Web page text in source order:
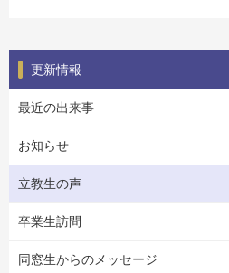
更新情報
最近の出来事
お知らせ
立教生の声
卒業生訪問
同窓生からのメッセージ